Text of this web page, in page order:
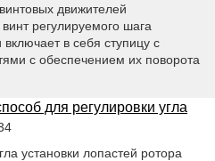
движителей
регулируемого шага
в себя ступицу с
с обеспечением их поворота
для регулировки угла
установки лопастей ротора